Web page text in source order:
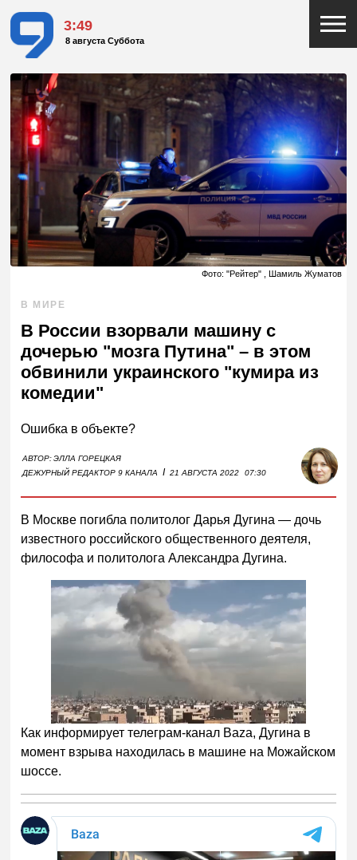
3:49
8 августа Суббота
Фото: "Рейтер" , Шамиль Жуматов
В МИРЕ
В России взорвали машину с
дочерью "мозга Путина" – в этом
обвинили украинского "кумира из
комедии"
Ошибка в объекте?
АВТОР:ЭЛЛА ГОРЕЦКАЯ
ДЕЖУРНЫЙ РЕДАКТОР 9 КАНАЛА
I 21 АВГУСТА 2022 07:30
В Москве погибла политолог Дарья Дугина — дочь
известного российского общественного деятеля,
философа и политолога Александра Дугина.
Как информирует телеграм-канал Baza, Дугина в
момент взрыва находилась в машине на Можайском
шоссе.